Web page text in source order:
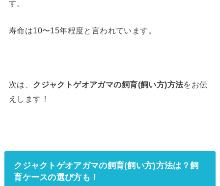
す。
寿命は10〜15年程度と言われています。
次は、 クジャクトゲオアガマの飼育(飼い方)方法をお伝
えします！
クジャクトゲオアガマの飼育(飼い方)方法は？飼
育ケースの選び方も！